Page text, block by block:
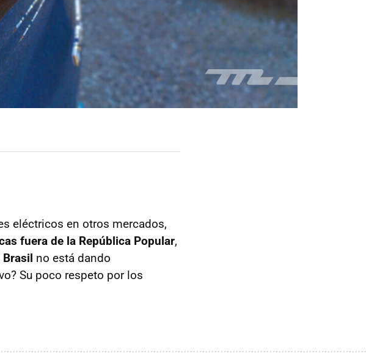
eléctricos en otros mercados,
fuera de la República Popular,
Brasil no está dando
Su poco respeto por los